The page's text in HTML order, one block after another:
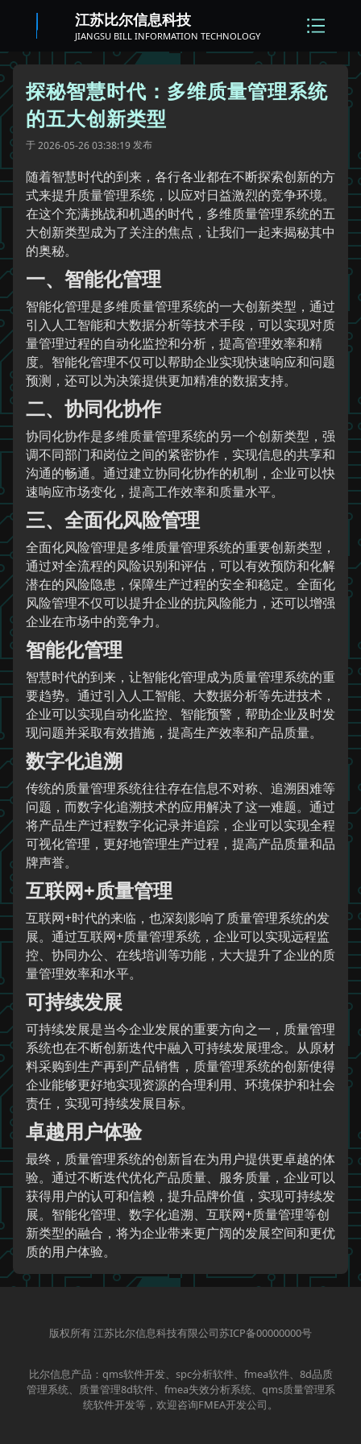
江苏比尔信息科技
JIANGSU BILL INFORMATION TECHNOLOGY
探秘智慧时代：多维质量管理系统
的五大创新类型
于2026-05-26 03:38:19发布
随着智慧时代的到来，各行各业都在不断探索创新的方
式来提升质量管理系统，以应对日益激烈的竞争环境。
在这个充满挑战和机遇的时代，多维质量管理系统的五
大创新类型成为了关注的焦点，让我们一起来揭秘其中
的奥秘。
一、智能化管理
智能化管理是多维质量管理系统的一大创新类型，通过
引入人工智能和大数据分析等技术手段，可以实现对质
量管理过程的自动化监控和分析，提高管理效率和精
度。智能化管理不仅可以帮助企业实现快速响应和问题
预测，还可以为决策提供更加精准的数据支持。
二、协同化协作
协同化协作是多维质量管理系统的另一个创新类型，强
调不同部门和岗位之间的紧密协作，实现信息的共享和
沟通的畅通。通过建立协同化协作的机制，企业可以快
速响应市场变化，提高工作效率和质量水平。
三、全面化风险管理
全面化风险管理是多维质量管理系统的重要创新类型，
通过对全流程的风险识别和评估，可以有效预防和化解
潜在的风险隐患，保障生产过程的安全和稳定。全面化
风险管理不仅可以提升企业的抗风险能力，还可以增强
企业在市场中的竞争力。
智能化管理
智慧时代的到来，让智能化管理成为质量管理系统的重
要趋势。通过引入人工智能、大数据分析等先进技术，
企业可以实现自动化监控、智能预警，帮助企业及时发
现问题并采取有效措施，提高生产效率和产品质量。
数字化追溯
传统的质量管理系统往往存在信息不对称、追溯困难等
问题，而数字化追溯技术的应用解决了这一难题。通过
将产品生产过程数字化记录并追踪，企业可以实现全程
可视化管理，更好地管理生产过程，提高产品质量和品
牌声誉。
互联网+质量管理
互联网+时代的来临，也深刻影响了质量管理系统的发
展。通过互联网+质量管理系统，企业可以实现远程监
控、协同办公、在线培训等功能，大大提升了企业的质
量管理效率和水平。
可持续发展
可持续发展是当今企业发展的重要方向之一，质量管理
系统也在不断创新迭代中融入可持续发展理念。从原材
料采购到生产再到产品销售，质量管理系统的创新使得
企业能够更好地实现资源的合理利用、环境保护和社会
责任，实现可持续发展目标。
卓越用户体验
最终，质量管理系统的创新旨在为用户提供更卓越的体
验。通过不断迭代优化产品质量、服务质量，企业可以
获得用户的认可和信赖，提升品牌价值，实现可持续发
展。智能化管理、数字化追溯、互联网+质量管理等创
新类型的融合，将为企业带来更广阔的发展空间和更优
质的用户体验。
版权所有 江苏比尔信息科技有限公司苏ICP备00000000号
比尔信息产品：qms软件开发、spc分析软件、fmea软件、8d品质
管理系统、质量管理8d软件、fmea失效分析系统、qms质量管理系
统软件开发等，欢迎咨询FMEA开发公司。